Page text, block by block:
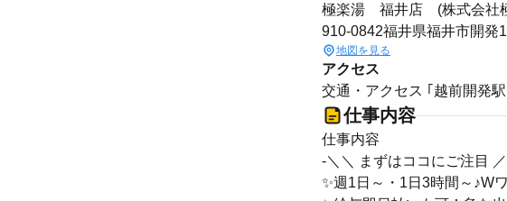
極楽湯 福井店 (株式会社
910-0842福井県福井市開発
地図を見る
アクセス
交通・アクセス ｢越前開発
仕事内容
仕事内容
-＼＼ まずはココにご注目
✨週1日～・1日3時間～♪W